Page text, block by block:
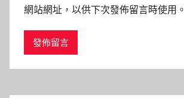
網站網址，以供下次發佈留言時使用。